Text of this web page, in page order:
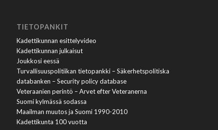
TIETOPANKIT
Kadettikunnan esittelyvideo
Kadettikunnan julkaisut
Joukkosi eessä
Turvallisuuspolitiikan tietopankki – Säkerhetspolitiska
databanken – Security policy database
Veteraanien perintö – Arvet efter Veteranerna
Suomi kylmässä sodassa
Maailman muutos ja Suomi 1990-2010
Kadettikunta 100 vuotta